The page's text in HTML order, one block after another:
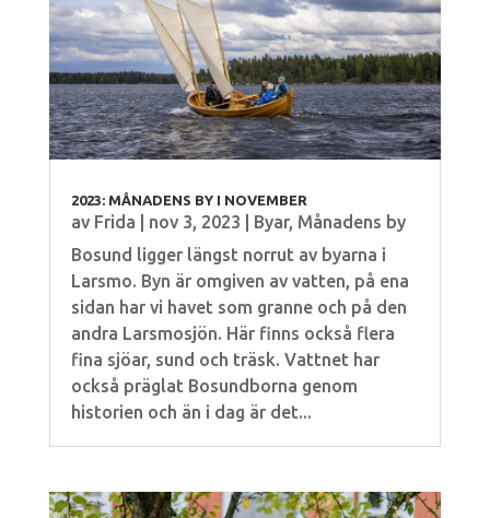
2023: MÅNADENS BY I NOVEMBER
av Frida nov 3, 2023 Byar, Månadens by
Bosund ligger längst norrut av byarna i
Larsmo. Byn är omgiven av vatten, på ena
sidan har vi havet som granne och på den
andra Larsmosjön. Här finns också flera
fina sjöar, sund och träsk. Vattnet har
också präglat Bosundborna genom
historien och än i dag är det...